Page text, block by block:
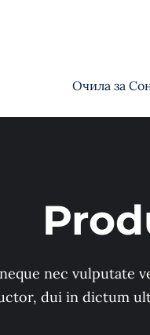
Очила за
nec vulputate
dui in dictum